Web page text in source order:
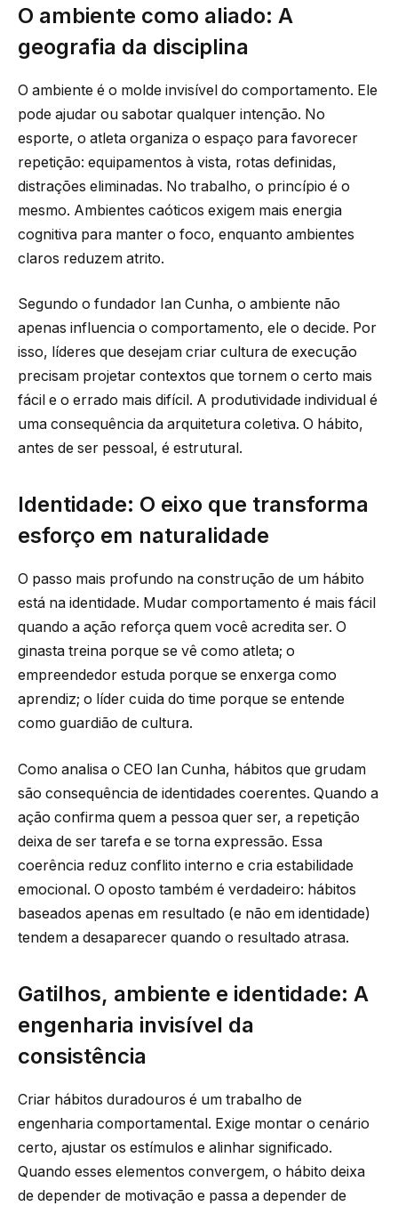
O ambiente como aliado: A
geografia da disciplina
O ambiente é o molde invisível do comportamento. Ele
pode ajudar ou sabotar qualquer intenção. No
esporte, o atleta organiza o espaço para favorecer
repetição: equipamentos à vista, rotas definidas,
distrações eliminadas. No trabalho, o princípio é o
mesmo. Ambientes caóticos exigem mais energia
cognitiva para manter o foco, enquanto ambientes
claros reduzem atrito.
Segundo o fundador Ian Cunha, o ambiente não
apenas influencia o comportamento, ele o decide. Por
isso, líderes que desejam criar cultura de execução
precisam projetar contextos que tornem o certo mais
fácil e o errado mais difícil. A produtividade individual é
uma consequência da arquitetura coletiva. O hábito,
antes de ser pessoal, é estrutural.
Identidade: O eixo que transforma
esforço em naturalidade
O passo mais profundo na construção de um hábito
está na identidade. Mudar comportamento é mais fácil
quando a ação reforça quem você acredita ser. O
ginasta treina porque se vê como atleta; o
empreendedor estuda porque se enxerga como
aprendiz; o líder cuida do time porque se entende
como guardião de cultura.
Como analisa o CEO Ian Cunha, hábitos que grudam
são consequência de identidades coerentes. Quando a
ação confirma quem a pessoa quer ser, a repetição
deixa de ser tarefa e se torna expressão. Essa
coerência reduz conflito interno e cria estabilidade
emocional. O oposto também é verdadeiro: hábitos
baseados apenas em resultado (e não em identidade)
tendem a desaparecer quando o resultado atrasa.
Gatilhos, ambiente e identidade: A
engenharia invisível da
consistência
Criar hábitos duradouros é um trabalho de
engenharia comportamental. Exige montar o cenário
certo, ajustar os estímulos e alinhar significado.
Quando esses elementos convergem, o hábito deixa
de depender de motivação e passa a depender de